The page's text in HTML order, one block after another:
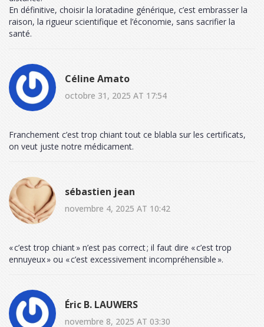
En définitive, choisir la loratadine générique, c’est embrasser la
raison, la rigueur scientifique et l’économie, sans sacrifier la
santé.
Céline Amato
octobre 31, 2025 AT 17:54
Franchement c’est trop chiant tout ce blabla sur les certificats,
on veut juste notre médicament.
sébastien jean
novembre 4, 2025 AT 10:42
« c’est trop chiant » n’est pas correct ; il faut dire « c’est trop
ennuyeux » ou « c’est excessivement incompréhensible ».
Éric B. LAUWERS
novembre 8, 2025 AT 03:30